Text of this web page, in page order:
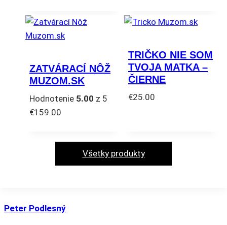
viacero
variantov.
si
môžete
na
stránke
produkt
variantov.
Možnosti
si
môžete
stránke
produktu.
ZATVÁRACÍ NÔŽ
MUZOM.SK
Hodnotenie 5.00 z 5
€159.00
TRIČKO NIE SOM
TVOJA MATKA –
ČIERNE
€25.00
viacero
variantov.
Všetky produkty
Peter Podlesný